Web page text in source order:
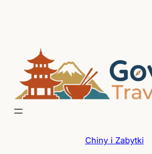
Chiny i Zabytki